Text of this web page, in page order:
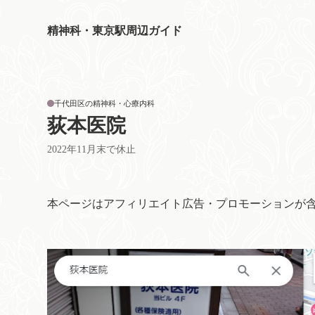
精神科・東京駅周辺ガイド
荻本医院
2022年11月末で休止
千代田区の精神科・心療内科
本ページはアフィリエイト広告・プロモーションが